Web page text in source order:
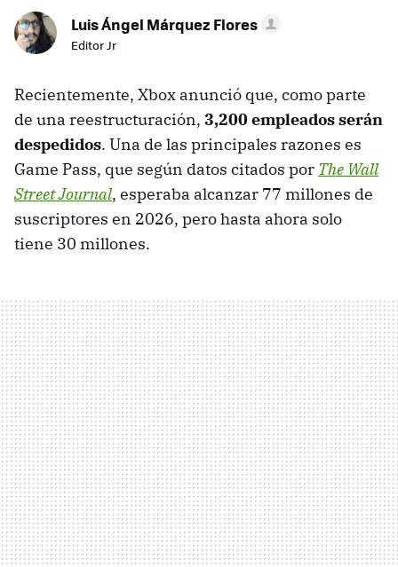
Luis Ángel Márquez Flores
Editor Jr
Recientemente, Xbox anunció que, como parte
de una reestructuración, 3,200 empleados serán
despedidos. Una de las principales razones es
Game Pass, que según datos citados por The Wall
Street Journal, esperaba alcanzar 77 millones de
suscriptores en 2026, pero hasta ahora solo
tiene 30 millones.